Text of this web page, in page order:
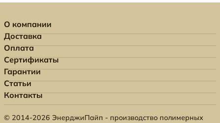
О компании
Доставка
Оплата
Сертификаты
Гарантии
Статьи
Контакты
© 2014-2026 ЭнерджиПайп - производство полимерных